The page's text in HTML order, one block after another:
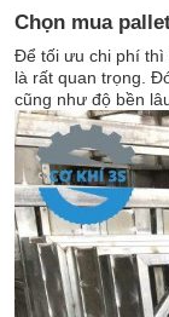
Chọn mua
Để tối ưu chi phí thì
là rất quan trọng.
cũng như độ bền